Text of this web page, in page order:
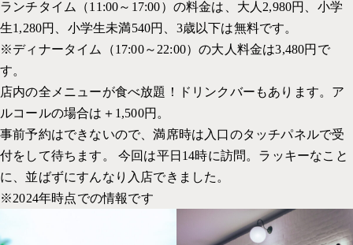
ランチタイム（11:00～17:00）の料金は、大人2,980円、小学
生1,280円、小学生未満540円、3歳以下は無料です。
※ディナータイム（17:00～22:00）の大人料金は3,480円で
す。
店内の全メニューが食べ放題！ドリンクバーもあります。ア
ルコールの場合は＋1,500円。
事前予約はできないので、満席時は入口のタッチパネルで受
付をして待ちます。 今回は平日14時に訪問。ラッキーなこと
に、並ばずにすんなり入店できました。
※2024年時点での情報です